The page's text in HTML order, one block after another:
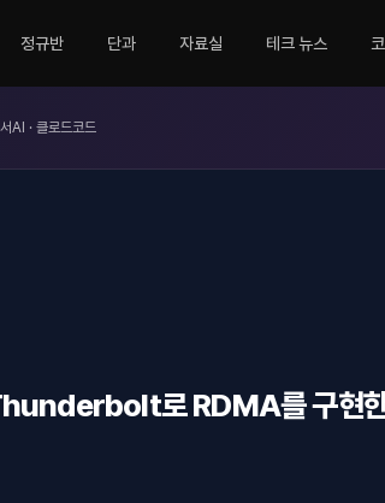
정규반 단과 자료실 테크 뉴스
AI · 클로드코드
로 RDMA를 구현